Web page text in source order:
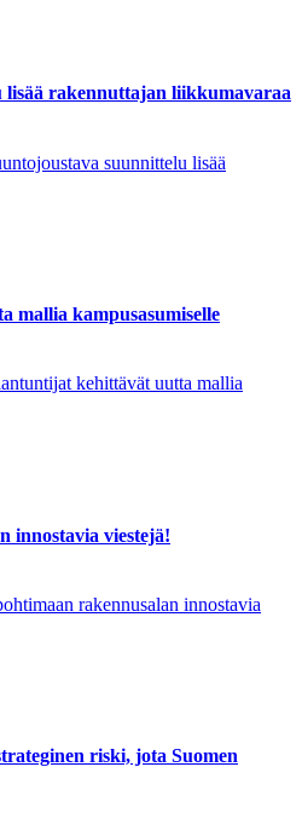
rakennuttajan liikkumavaraa
suunnittelu lisää
mallia kampusasumiselle
kehittävät uutta mallia
innostavia viestejä!
rakennusalan innostavia
riski, jota Suomen